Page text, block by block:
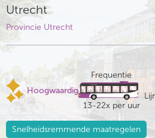
Utrecht
Provincie Utrecht
Hoogwaardig
Frequentie
13-22x per uur
Snelheidsremmende maatregelen